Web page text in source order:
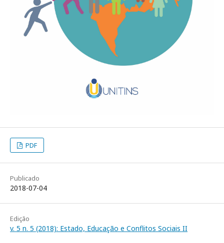
PDF
Publicado
2018-07-04
Edição
v. 5 n. 5 (2018): Estado, Educação e Conflitos Sociais II